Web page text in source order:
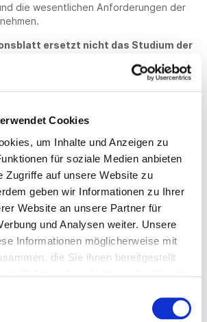
Cookies
um Inhalte und Anzeigen zu
für soziale Medien anbieten
Zugriffe auf unsere Website zu
geben wir Informationen zu Ihrer
Website an unsere Partner für
und Analysen weiter. Unsere
Informationen möglicherweise mit
die Sie ihnen bereitgestellt
die wesentlichen Anforderungen der
ersetzt nicht das Studium der
Die Vergabeunterlagen sind auch
ist recht kurzfristig angesetzt!!
eines Teilnahmeantrages ist der
so knapp, da die Vergabe Mitte
soll und die Lieferung dann im Oktober
sieht den folgenden Ablauf
des Teilnahmeantrags:25.08.2020